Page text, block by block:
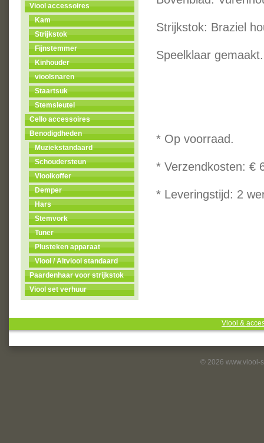
Viool accessoires
Kam
Strijkstok
Fijnstemmer
Kinhouder
vioolsnaren
Staartsuk
Stemsleutel
Cello accessoires
Benodigdheden
Muziekstandaard
Schoudersteun
Vioolkoffer
Demper
Hars
Stemvork
Tuner
Plusteken apparaat
Viool / Altviool standaard
Paardenhaar voor strijkstok
Viool set verhuur
Strijkstok: Braziel
Speelklaar gemaakt.
* Op voorraad.
* Verzendkosten: €
* Leveringstijd: 2
Viool &
© 2026 www.viool-